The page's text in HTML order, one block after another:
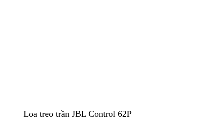
Loa treo trần JBL Control 62P